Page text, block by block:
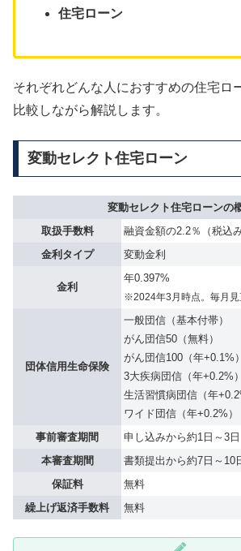
住宅ローン
それぞれどんな人におすすめの住宅ロ
比較しながら解説します。
変動セレクト住宅ローン
変動セレクト住宅ローンの
取扱手数料
融資金額の2.2％（税込み
金利タイプ
変動金利
金利
年0.397%
※2024年3月時点。毎月見
団体信用生命保険
一般団信（基本付帯）
がん団信50（無料）
がん団信100（年+0.1%）
3大疾病団信（年+0.2%）
生活習慣病団信（年
ワイド団信（年+0.2%）
事前審査期間
申し込みから約1日～3日
本審査期間
書類提出から約7日～10
保証料
無料
繰上げ返済手数料
無料